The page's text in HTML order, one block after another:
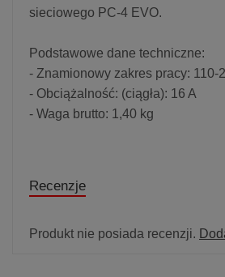
sieciowego PC-4 EVO.
Podstawowe dane techniczne:
- Znamionowy zakres pracy: 110-
- Obciążalność: (ciągła): 16 A
- Waga brutto: 1,40 kg
Recenzje
Produkt nie posiada recenzji.